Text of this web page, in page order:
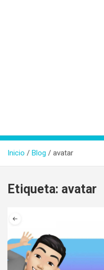
Inicio Blog avatar
Etiqueta: avatar